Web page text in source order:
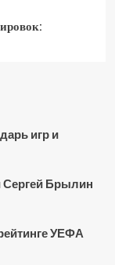
игр и
Сергей Брылин
УЕФА